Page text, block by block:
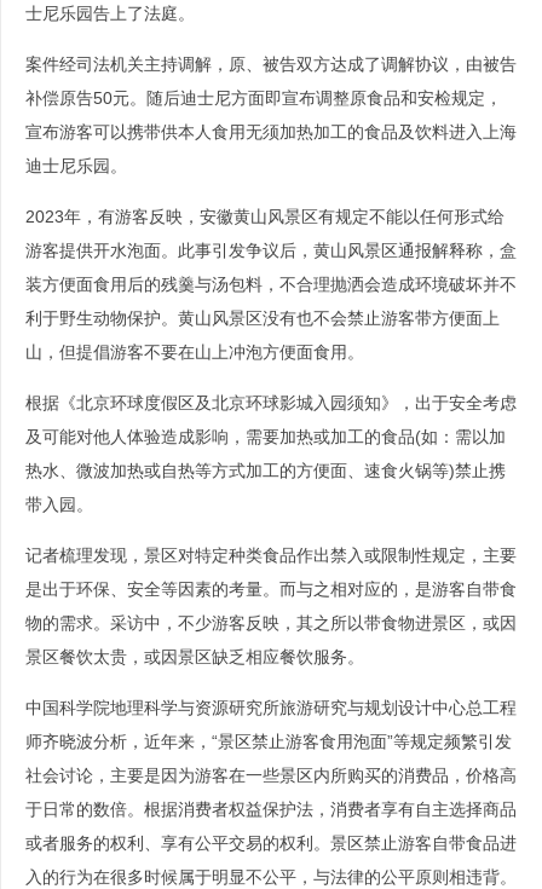
士尼乐园告上了法庭。
案件经司法机关主持调解，原、被告双方达成了调解协议，由被告
补偿原告50元。随后迪士尼方面即宣布调整原食品和安检规定，
宣布游客可以携带供本人食用无须加热加工的食品及饮料进入上海
迪士尼乐园。
2023年，有游客反映，安徽黄山风景区有规定不能以任何形式给
游客提供开水泡面。此事引发争议后，黄山风景区通报解释称，盒
装方便面食用后的残羹与汤包料，不合理抛洒会造成环境破坏并不
利于野生动物保护。黄山风景区没有也不会禁止游客带方便面上
山，但提倡游客不要在山上冲泡方便面食用。
根据《北京环球度假区及北京环球影城入园须知》，出于安全考虑
及可能对他人体验造成影响，需要加热或加工的食品(如：需以加
热水、微波加热或自热等方式加工的方便面、速食火锅等)禁止携
带入园。
记者梳理发现，景区对特定种类食品作出禁入或限制性规定，主要
是出于环保、安全等因素的考量。而与之相对应的，是游客自带食
物的需求。采访中，不少游客反映，其之所以带食物进景区，或因
景区餐饮太贵，或因景区缺乏相应餐饮服务。
中国科学院地理科学与资源研究所旅游研究与规划设计中心总工程
师齐晓波分析，近年来，“景区禁止游客食用泡面”等规定频繁引发
社会讨论，主要是因为游客在一些景区内所购买的消费品，价格高
于日常的数倍。根据消费者权益保护法，消费者享有自主选择商品
或者服务的权利、享有公平交易的权利。景区禁止游客自带食品进
入的行为在很多时候属于明显不公平，与法律的公平原则相违背。